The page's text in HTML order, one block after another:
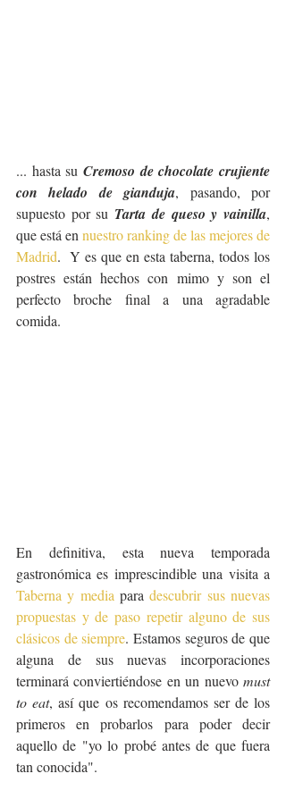
... hasta su Cremoso de chocolate crujiente
con helado de gianduja, pasando, por
supuesto por su Tarta de queso y vainilla,
que está en nuestro ranking de las mejores de
Madrid.  Y es que en esta taberna, todos los
postres están hechos con mimo y son el
perfecto broche final a una agradable
comida.
En definitiva, esta nueva temporada
Taberna y media para descubrir sus nuevas
propuestas y de paso repetir alguno de sus
clásicos de siempre. Estamos seguros de que
alguna de sus nuevas incorporaciones
terminará conviertiéndose en un nuevo must
to eat, así que os recomendamos ser de los
primeros en probarlos para poder decir
aquello de "yo lo probé antes de que fuera
tan conocida".